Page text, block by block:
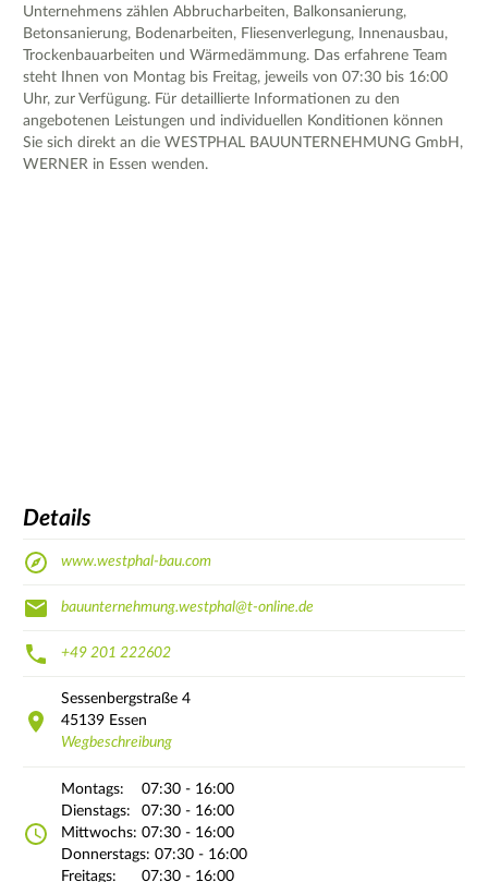
Unternehmens zählen Abbrucharbeiten, Balkonsanierung,
Betonsanierung, Bodenarbeiten, Fliesenverlegung, Innenausbau,
Trockenbauarbeiten und Wärmedämmung. Das erfahrene Team
steht Ihnen von Montag bis Freitag, jeweils von 07:30 bis 16:00
Uhr, zur Verfügung. Für detaillierte Informationen zu den
angebotenen Leistungen und individuellen Konditionen können
Sie sich direkt an die WESTPHAL BAUUNTERNEHMUNG GmbH,
WERNER in Essen wenden.
Details
www.westphal-bau.com
bauunternehmung.westphal@t-online.de
+49 201 222602
Sessenbergstraße 4
45139 Essen
Wegbeschreibung
Montags:
07:30 - 16:00
Dienstags:
07:30 - 16:00
Mittwochs: 07:30 - 16:00
Donnerstags: 07:30 - 16:00
Freitags:
07:30 - 16:00